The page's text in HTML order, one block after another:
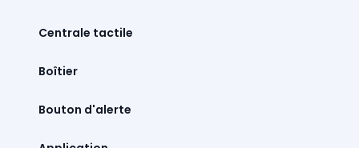
Centrale tactile
Boîtier
Bouton d'alerte